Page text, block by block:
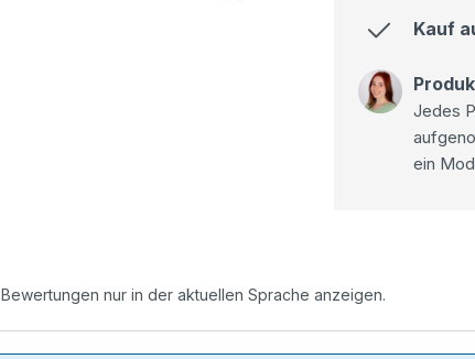
Kauf
Jedes
ein
Bewertungen nur in der aktuellen Sprache anzeigen.